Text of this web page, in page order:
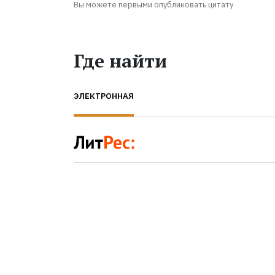
Вы можете первыми опубликовать цитату
Где найти
ЭЛЕКТРОННАЯ